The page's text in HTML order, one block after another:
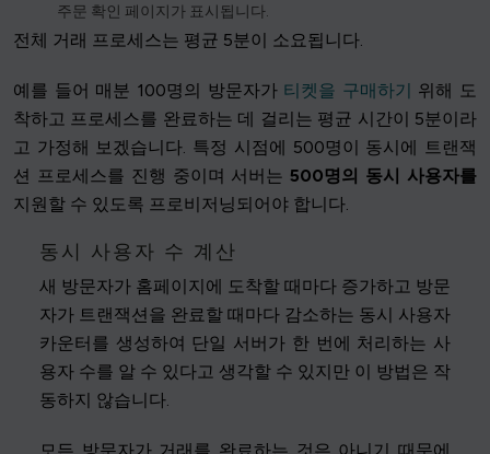
주문 확인 페이지가 표시됩니다.
전체 거래 프로세스는 평균 5분이 소요됩니다.
예를 들어 매분 100명의 방문자가 티켓을 구매하기 위해 도
착하고 프로세스를 완료하는 데 걸리는 평균 시간이 5분이라
고 가정해 보겠습니다. 특정 시점에 500명이 동시에 트랜잭
션 프로세스를 진행 중이며 서버는 500명의 동시 사용자를
지원할 수 있도록 프로비저닝되어야 합니다.
동시 사용자 수 계산
새 방문자가 홈페이지에 도착할 때마다 증가하고 방문
자가 트랜잭션을 완료할 때마다 감소하는 동시 사용자
카운터를 생성하여 단일 서버가 한 번에 처리하는 사
용자 수를 알 수 있다고 생각할 수 있지만 이 방법은 작
동하지 않습니다.